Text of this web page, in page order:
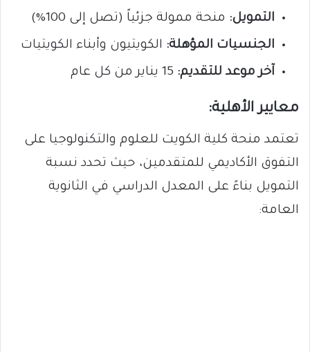
التمويل: منحة ممولة جزئياً (تصل إلى 100%)
الجنسيات المؤهلة: الكويتيون وأبناء الكويتيات
آخر موعد للتقديم:
معايير الأهلية:
تعتمد منحة كلية الكويت للعلوم والتكنولوجيا على
التفوق الأكاديمي للمتقدمين، حيث تحدد نسبة
التمويل بناءً على المعدل الدراسي في الثانوية
العامة: